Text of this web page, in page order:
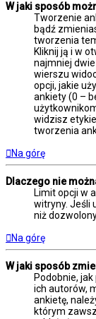
W jaki sposób
Tworzenie
bądź
tworzenia
Kliknij ją i w
najmniej
wierszu
opcji, jakie
ankiety (0 –
widzisz
tworzenia
Na górę
Dlaczego nie
Limit opcji w
witryny. Jeśli
niż
Na górę
W jaki sposób
Podobnie,
ich autorów,
ankietę,
którym